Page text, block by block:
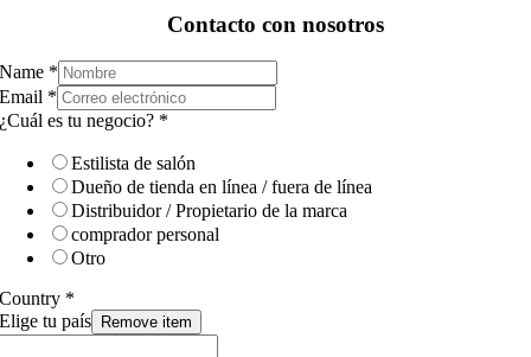
Contacto con nosotros
Name *
Email *
¿Cuál es tu negocio? *
Estilista de salón
Dueño de tienda en línea / fuera de línea
Distribuidor / Propietario de la marca
comprador personal
Otro
Country *
Elige tu país Remove item